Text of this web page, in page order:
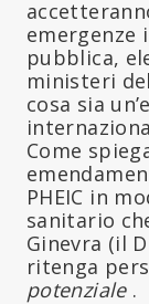
emergenze
pubblica,
ministeri
cosa sia
Come
PHEIC in
sanitario
Ginevra (il
ritenga
potenziale .